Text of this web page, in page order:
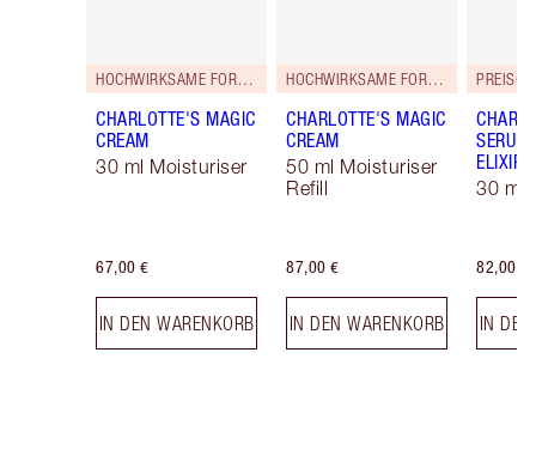
HOCHWIRKSAME FORMEL!
CHARLOTTE'S MAGIC
CREAM
30 ml Moisturiser
67,00 €
IN DEN WARENKORB
HOCHWIRKSAME FORMEL!
CHARLOTTE'S MAGIC
CREAM
50 ml Moisturiser
Refill
87,00 €
IN DEN WARENKORB
SERUM
ELIXIR
30 ml
82,00 €
IN